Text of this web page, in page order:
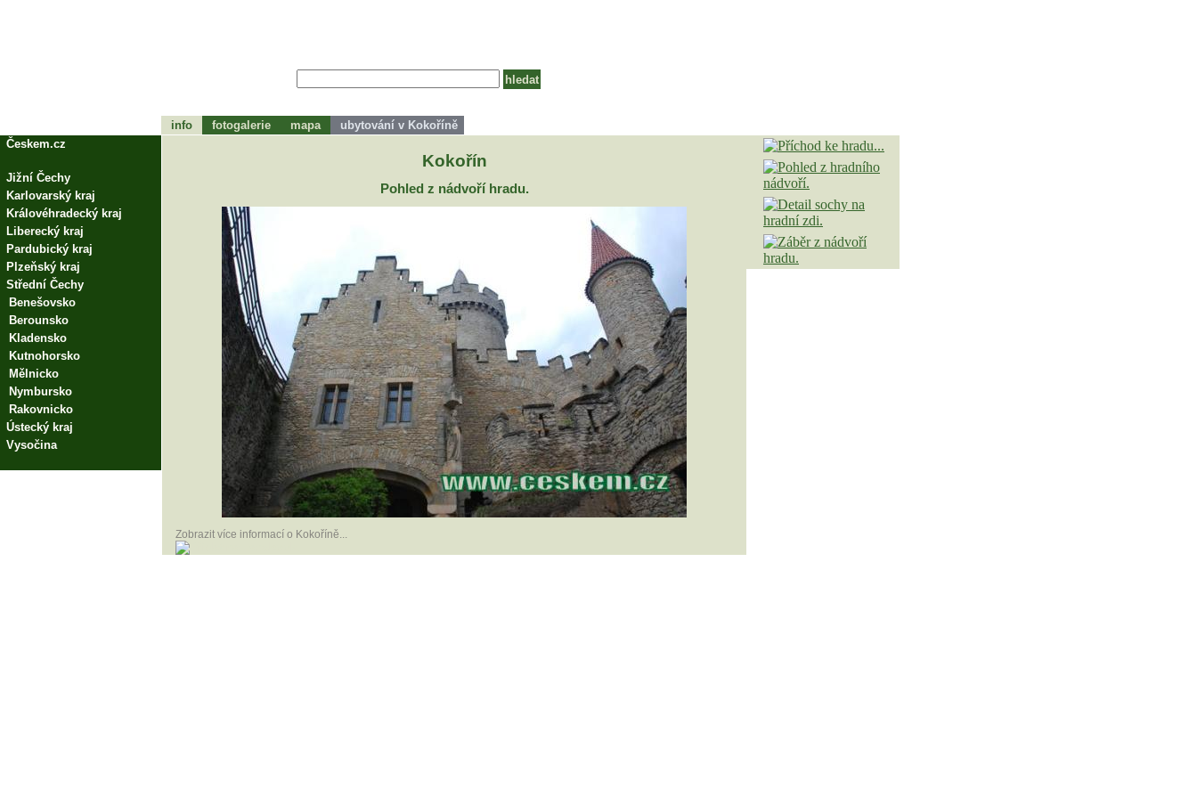
Kokořín
Pohled z nádvoří hradu.
Zobrazit více informací o Kokoříně...
info fotogalerie mapa
ubytování v Kokoříně
Českem.cz
Jižní Čechy
Karlovarský kraj
Královéhradecký kraj
Liberecký kraj
Pardubický kraj
Plzeňský kraj
Střední Čechy
Benešovsko
Berounsko
Kladensko
Kutnohorsko
Mělnicko
Nymbursko
Rakovnicko
Ústecký kraj
Vysočina
tohle bude zápátí